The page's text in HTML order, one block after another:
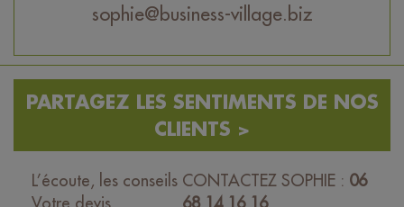
sophie@business-village.biz
PARTAGEZ LES SENTIMENTS DE NOS
CLIENTS >
L’écoute, les conseils CONTACTEZ SOPHIE : 06